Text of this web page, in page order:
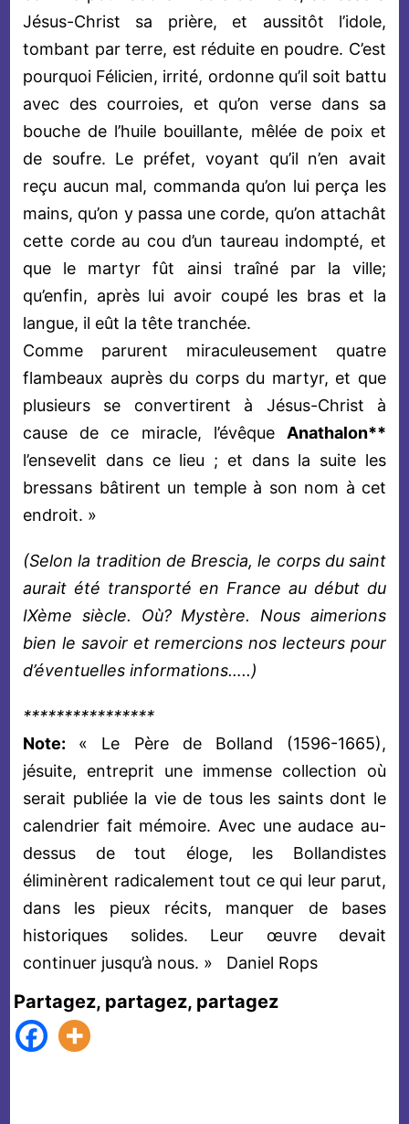
Jésus-Christ sa prière, et aussitôt l’idole,
tombant par terre, est réduite en poudre. C’est
pourquoi Félicien, irrité, ordonne qu’il soit battu
avec des courroies, et qu’on verse dans sa
bouche de l’huile bouillante, mêlée de poix et
de soufre. Le préfet, voyant qu’il n’en avait
reçu aucun mal, commanda qu’on lui perça les
mains, qu’on y passa une corde, qu’on attachât
cette corde au cou d’un taureau indompté, et
que le martyr fût ainsi traîné par la ville;
qu’enfin, après lui avoir coupé les bras et la
langue, il eût la tête tranchée.
Comme parurent miraculeusement quatre
flambeaux auprès du corps du martyr, et que
plusieurs se convertirent à Jésus-Christ à
cause de ce miracle, l’évêque Anathalon**
l’ensevelit dans ce lieu ; et dans la suite les
bressans bâtirent un temple à son nom à cet
endroit. »
(Selon la tradition de Brescia, le corps du saint
aurait été transporté en France au début du
IXème siècle. Où? Mystère. Nous aimerions
bien le savoir et remercions nos lecteurs pour
d’éventuelles informations…..)
****************
Note: « Le Père de Bolland (1596-1665),
jésuite, entreprit une immense collection où
serait publiée la vie de tous les saints dont le
calendrier fait mémoire. Avec une audace au-
dessus de tout éloge, les Bollandistes
éliminèrent radicalement tout ce qui leur parut,
dans les pieux récits, manquer de bases
historiques solides. Leur œuvre devait
continuer jusqu’à nous. » Daniel Rops
Partagez, partagez, partagez